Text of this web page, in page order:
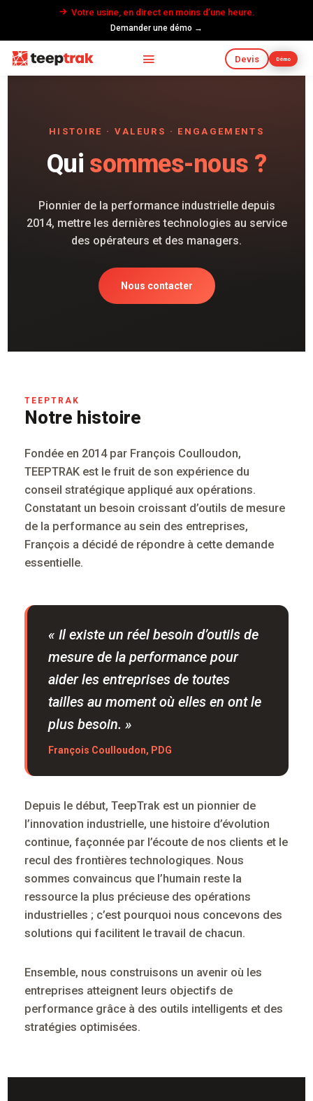
Votre usine, en direct en moins d’une heure.
Demander une démo →
Devis Démo
HISTOIRE · VALEURS · ENGAGEMENTS
Qui sommes-nous ?
Pionnier de la performance industrielle depuis
2014, mettre les dernières technologies au service
des opérateurs et des managers.
Nous contacter
TEEPTRAK
Notre histoire
Fondée en 2014 par François Coulloudon,
TEEPTRAK est le fruit de son expérience du
conseil stratégique appliqué aux opérations.
Constatant un besoin croissant d’outils de mesure
de la performance au sein des entreprises,
François a décidé de répondre à cette demande
essentielle.
« Il existe un réel besoin d’outils de
mesure de la performance pour
aider les entreprises de toutes
tailles au moment où elles en ont le
plus besoin. »
François Coulloudon, PDG
Depuis le début, TeepTrak est un pionnier de
l’innovation industrielle, une histoire d’évolution
continue, façonnée par l’écoute de nos clients et le
recul des frontières technologiques. Nous
sommes convaincus que l’humain reste la
ressource la plus précieuse des opérations
industrielles ; c’est pourquoi nous concevons des
solutions qui facilitent le travail de chacun.
Ensemble, nous construisons un avenir où les
entreprises atteignent leurs objectifs de
performance grâce à des outils intelligents et des
stratégies optimisées.